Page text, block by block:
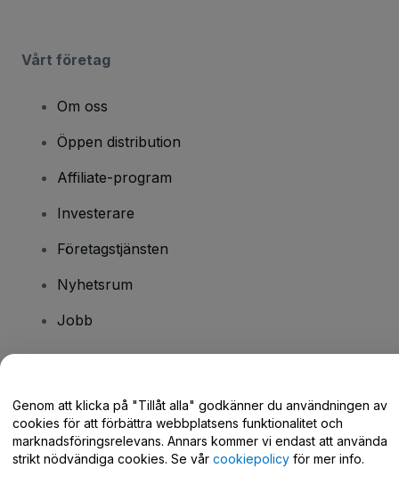
Vårt företag
Om oss
Öppen distribution
Affiliate-program
Investerare
Företagstjänsten
Nyhetsrum
Jobb
Hjälpcenter / Kontakta oss
Genom att klicka på "Tillåt alla" godkänner du användningen av
cookies för att förbättra webbplatsens funktionalitet och
marknadsföringsrelevans. Annars kommer vi endast att använda
strikt nödvändiga cookies. Se vår cookiepolicy för mer info.